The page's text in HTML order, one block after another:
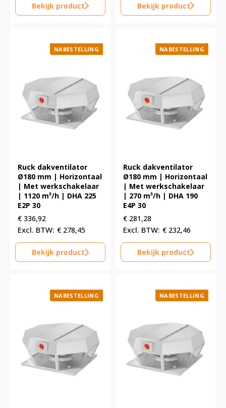
Bekijk product Bekijk product
NABESTELLING
Ruck dakventilator
Ø180 mm | Horizontaal
| Met werkschakelaar
| 1120 m³/h | DHA 225
E2P 30
€ 336,92
€ 278,45
Bekijk product
NABESTELLING
Ruck dakventilator
Ø180 mm | Horizontaal
| Met werkschakelaar
| 270 m³/h | DHA 190
E4P 30
€ 281,28
€ 232,46
Bekijk product
NABESTELLING NABESTELLING